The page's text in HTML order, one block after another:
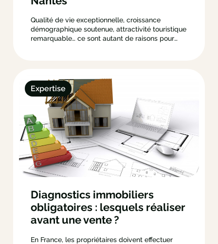
Qualité de vie exceptionnelle, croissance
démographique soutenue, attractivité touristique
remarquable… ce sont autant de raisons pour
pôle économique du Grand Ouest,…
Expertise
Diagnostics immobiliers
obligatoires : lesquels réaliser
avant une vente ?
En France, les propriétaires doivent effectuer